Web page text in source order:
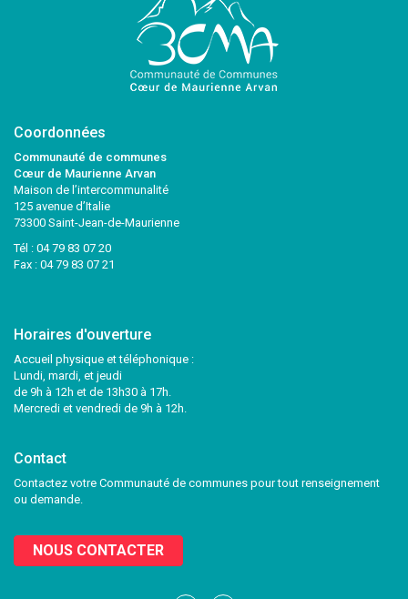
Coordonnées
Communauté de communes
Cœur de Maurienne Arvan
Maison de l’intercommunalité
125 avenue d’Italie
73300 Saint-Jean-de-Maurienne
Tél : 04 79 83 07 20
Fax : 04 79 83 07 21
Horaires d'ouverture
Accueil physique et téléphonique :
Lundi, mardi, et jeudi
de 9h à 12h et de 13h30 à 17h.
Mercredi et vendredi de 9h à 12h.
Contact
Contactez votre Communauté de communes pour tout renseignement
ou demande.
NOUS CONTACTER